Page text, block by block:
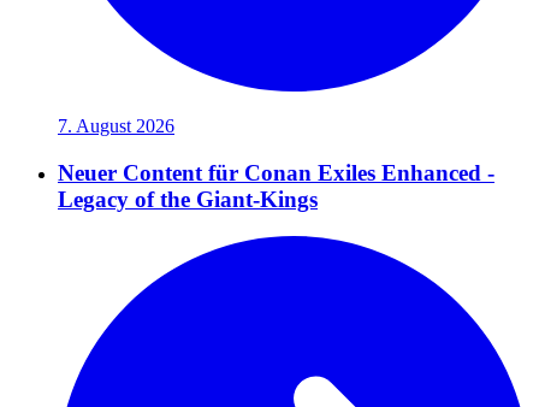
7. August 2026
Neuer Content für Conan Exiles Enhanced -
Legacy of the Giant-Kings